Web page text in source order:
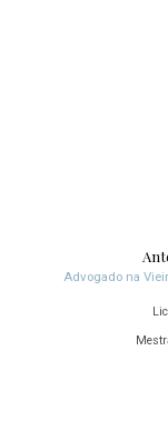
Advogado na